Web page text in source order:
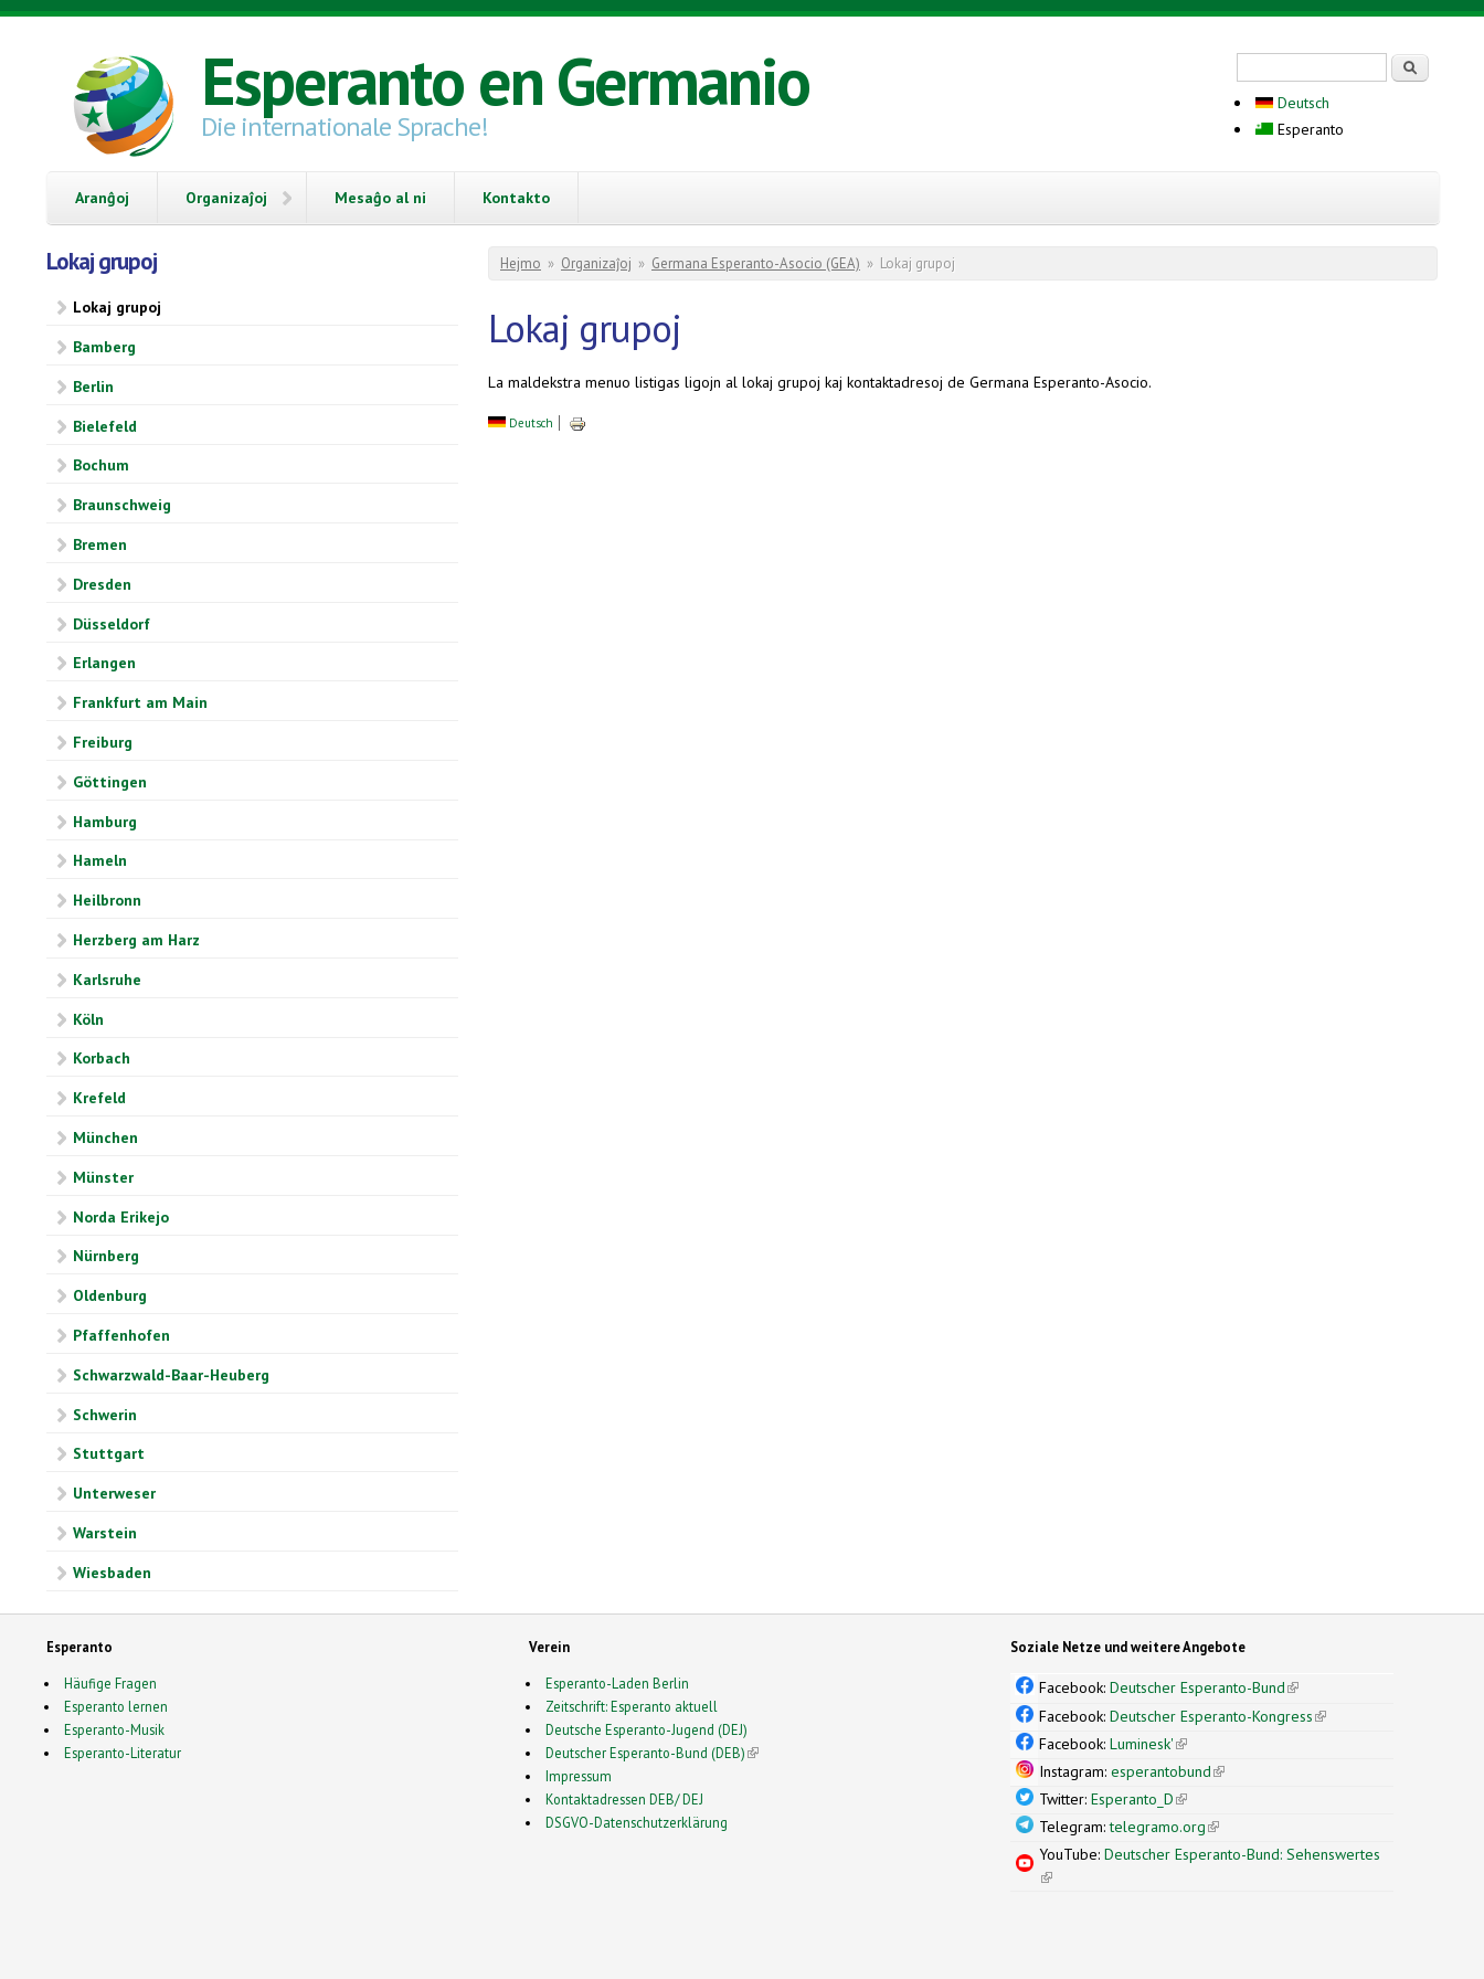
Skip to main content
Esperanto en Germanio
Die internationale Sprache!
Deutsch
Esperanto
Aranĝoj Organizaĵoj Mesaĝo al ni Kontakto
Lokaj grupoj
Lokaj grupoj
Bamberg
Berlin
Bielefeld
Bochum
Braunschweig
Bremen
Dresden
Düsseldorf
Erlangen
Frankfurt am Main
Freiburg
Göttingen
Hamburg
Hameln
Heilbronn
Herzberg am Harz
Karlsruhe
Köln
Korbach
Krefeld
München
Münster
Norda Erikejo
Nürnberg
Oldenburg
Pfaffenhofen
Schwarzwald-Baar-Heuberg
Schwerin
Stuttgart
Unterweser
Warstein
Wiesbaden
You are here
Hejmo » Organizaĵoj » Germana Esperanto-Asocio (GEA) » Lokaj grupoj
Lokaj grupoj
La maldekstra menuo listigas ligojn al lokaj grupoj kaj kontaktadresoj de Germana Esperanto-Asocio.
Deutsch
Esperanto
Häufige Fragen
Esperanto lernen
Esperanto-Musik
Esperanto-Literatur
Verein
Esperanto-Laden Berlin
Zeitschrift: Esperanto aktuell
Deutsche Esperanto-Jugend (DEJ)
Deutscher Esperanto-Bund (DEB)(link is external)
Impressum
Kontaktadressen DEB/ DEJ
DSGVO-Datenschutzerklärung
Soziale Netze und weitere Angebote
Facebook:Deutscher Esperanto-Bund(link is external)
Facebook:Deutscher Esperanto-Kongress(link is external)
Facebook:Luminesk'(link is external)
Instagram:esperantobund(link is external)
Twitter:Esperanto_D(link is external)
Telegram:telegramo.org(link is external)
YouTube:Deutscher Esperanto-Bund: Sehenswertes
(link is external)